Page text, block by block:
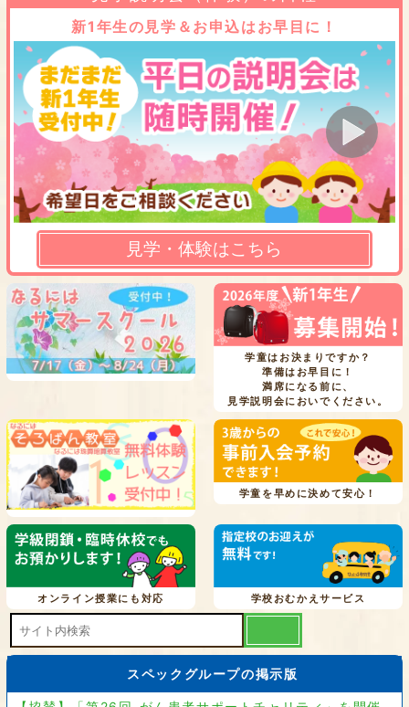
新1年生の見学＆お申込はお早目に！
見学・体験はこちら
学童はお決まりですか？
準備はお早目に！
満席になる前に、
見学説明会においでください。
学童を早めに決めて安心！
オンライン授業にも対応 学校おむかえサービス
スペックグループの掲示版